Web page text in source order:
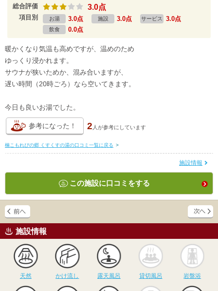
総合評価 3.0点
項目別 お湯 3.0点 施設 3.0点 サービス 3.0点
飲食 0.0点
暖かくなり気温も高めですが、温めのため
ゆっくり浸かれます。
サウナが狭いためか、混み合いますが、
遅い時間（20時ごろ）なら空いてきます。
今日も良いお湯でした。
参考になった！ 2 人が参考にしています
楠こもれびの郷 くすくすの湯の口コミ一覧に戻る >
施設情報
この施設に口コミをする
施設情報
天然
かけ流し
かけ流し
露天風呂
露天風呂
貸切風呂
貸切風呂 岩盤浴